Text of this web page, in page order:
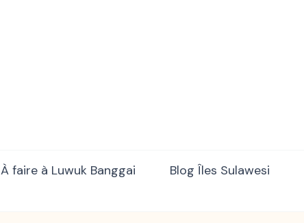
À faire à Luwuk Banggai Blog Îles Sulawesi